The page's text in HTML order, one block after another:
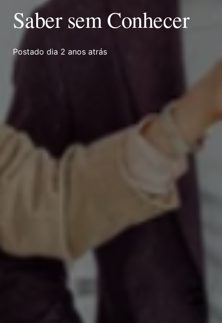
Saber sem Conhecer
Postado dia 2 anos atrás